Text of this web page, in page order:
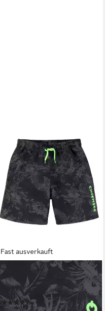
Fast ausverkauft
CHIEMSEE
Badeshorts Esra Kids mit
kontrastfarbenen Logodruck
(44)